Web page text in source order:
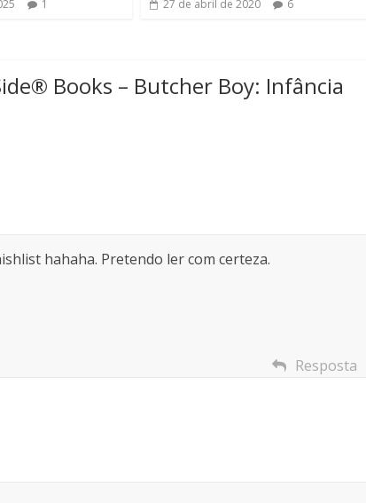
1 27 de abril de 2020 6
Books – Butcher Boy: Infância
hahaha. Pretendo ler com certeza.
Resposta